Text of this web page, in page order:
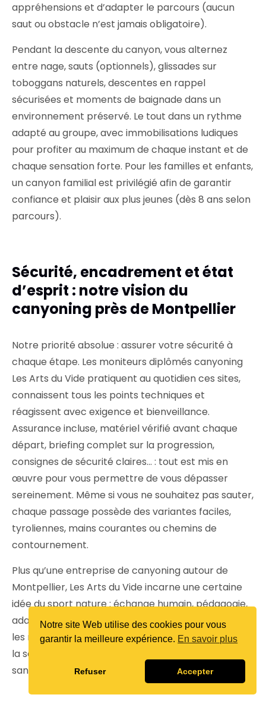
appréhensions et d’adapter le parcours (aucun
saut ou obstacle n’est jamais obligatoire).
Pendant la descente du canyon, vous alternez
entre nage, sauts (optionnels), glissades sur
toboggans naturels, descentes en rappel
sécurisées et moments de baignade dans un
environnement préservé. Le tout dans un rythme
adapté au groupe, avec immobilisations ludiques
pour profiter au maximum de chaque instant et de
chaque sensation forte. Pour les familles et enfants,
un canyon familial est privilégié afin de garantir
confiance et plaisir aux plus jeunes (dès 8 ans selon
parcours).
Sécurité, encadrement et état
d’esprit : notre vision du
canyoning près de Montpellier
Notre priorité absolue : assurer votre sécurité à
chaque étape. Les moniteurs diplômés canyoning
Les Arts du Vide pratiquent au quotidien ces sites,
connaissent tous les points techniques et
réagissent avec exigence et bienveillance.
Assurance incluse, matériel vérifié avant chaque
départ, briefing complet sur la progression,
consignes de sécurité claires… : tout est mis en
œuvre pour vous permettre de vous dépasser
sereinement. Même si vous ne souhaitez pas sauter,
chaque passage possède des variantes faciles,
tyroliennes, mains courantes ou chemins de
contournement.
Plus qu’une entreprise de canyoning autour de
Montpellier, Les Arts du Vide incarne une certaine
idée du sport nature : échange humain, pédagogie,
adaptation permanente à tous les âges et à tous
les niveaux. Nous savons lever les craintes, fluidifier
la sortie pour chaque participant et transmettre,
sans forcer, l’amour de ce territoire et du plein air.
Notre site Web utilise des cookies pour vous
garantir la meilleure expérience. En savoir plus
Refuser Accepter